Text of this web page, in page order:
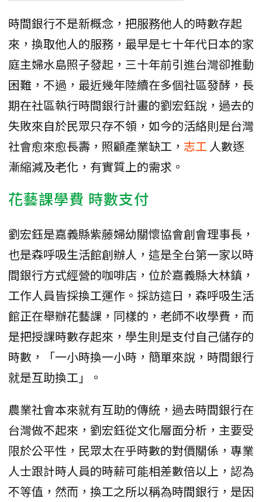
時間銀行不是新概念，把服務他人的時數存起
來，換取他人的服務，最早是七十年代日本的家
庭主婦水島照子發起，三十年前引進台灣卻推動
困難，不過，最近幾年陸續在多個社區發酵，長
期在社區執行時間銀行計畫的劉宏鈺說，過去的
失敗來自於民眾只存不領，如今的活絡則是台灣
社會愈來愈長壽，照顧產業缺工， 志工 人數逐
漸縮減及老化，有實質上的需求。
花藝課學費 時數支付
劉宏鈺是嘉義縣紫藤婦幼關懷協會創會理事長，
也是森呼吸生活館創辦人，這是全台第一家以時
間銀行方式經營的咖啡店，位於嘉義縣大林鎮，
工作人員皆採換工運作。採訪這日，森呼吸生活
館正在舉辦花藝課，同樣的，老師不收學費，而
是把授課時數存起來，學生則是支付自己儲存的
時數，「一小時換一小時，簡單來說，時間銀行
就是互助換工」。
農業社會本來就有互助的傳統，過去時間銀行在
台灣做不起來，劉宏鈺從文化層面分析，主要受
限於公平性，民眾太在乎時數的對價關係，專業
人士跟計時人員的時薪可能相差數倍以上，認為
不等值，然而，換工之所以稱為時間銀行，是因